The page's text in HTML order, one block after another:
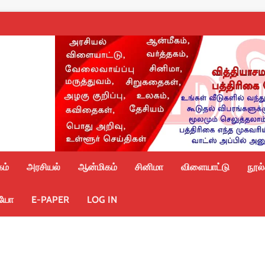
அரசியல் ஆன்மிகம் சினிமா விளையாட்டு
E-PAPER LOG IN